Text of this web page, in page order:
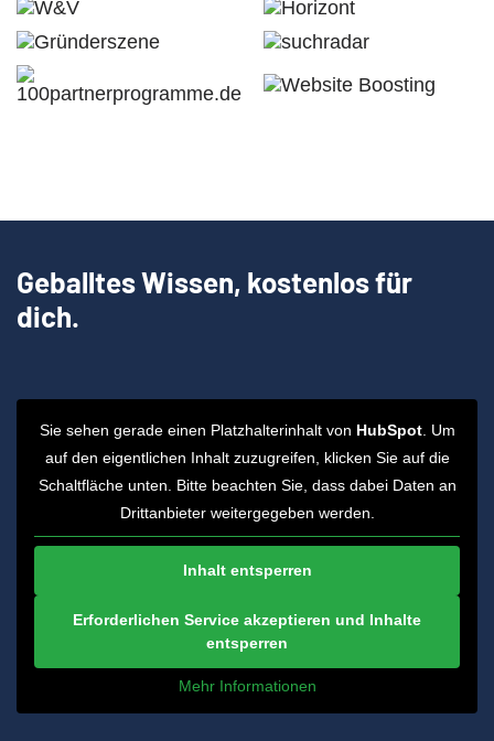
Geballtes Wissen, kostenlos für
dich.
Sie sehen gerade einen Platzhalterinhalt von HubSpot. Um
auf den eigentlichen Inhalt zuzugreifen, klicken Sie auf die
Schaltfläche unten. Bitte beachten Sie, dass dabei Daten an
Drittanbieter weitergegeben werden.
Inhalt entsperren
Erforderlichen Service akzeptieren und Inhalte
entsperren
Mehr Informationen